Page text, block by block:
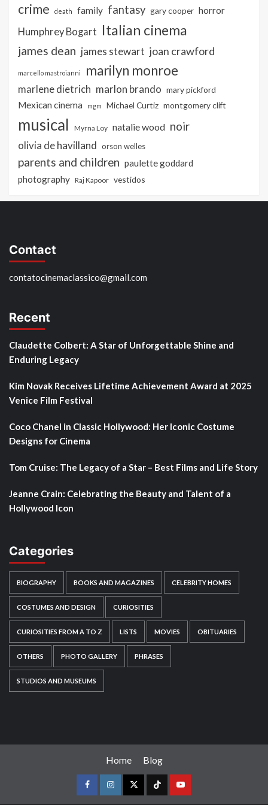
crime death family fantasy gary cooper horror
Humphrey Bogart Italian cinema
james dean james stewart joan crawford
marcello mastroianni marilyn monroe
marlene dietrich marlon brando mary pickford
Mexican cinema mgm Michael Curtiz montgomery clift
musical Myrna Loy natalie wood noir
olivia de havilland orson welles
parents and children paulette goddard
photography Raj Kapoor vestidos
Contact
contatocinemaclassico@gmail.com
Recent
Claudette Colbert: A Star of Unforgettable Shine and
Enduring Legacy
Kim Novak Receives Lifetime Achievement Award at 2025
Venice Film Festival
Coco Chanel in Classic Hollywood: Her Iconic Costume
Designs for Cinema
Tom Cruise: The Legacy of a Star – Best Films and Life Story
Jeanne Crain: Celebrating the Beauty and Talent of a
Hollywood Icon
Categories
BIOGRAPHY BOOKS AND MAGAZINES CELEBRITY HOMES
COSTUMES AND DESIGN CURIOSITIES
CURIOSITIES FROM A TO Z LISTS MOVIES OBITUARIES
OTHERS PHOTO GALLERY PHRASES
STUDIOS AND MUSEUMS
Home Blog